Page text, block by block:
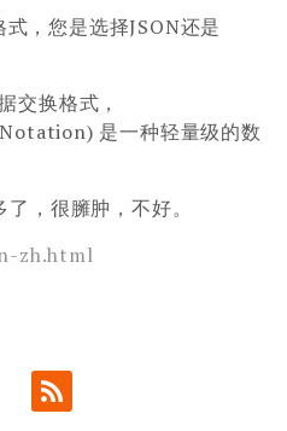
，您是选择JSON还是
交换格式，
是一种轻量级的数
，很臃肿，不好。
zh.html